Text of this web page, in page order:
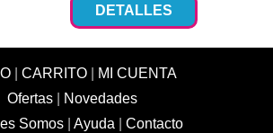
DETALLES
| CARRITO|
MI CUENTA
Ofertas|
Novedades
Somos| Ayuda
Contacto